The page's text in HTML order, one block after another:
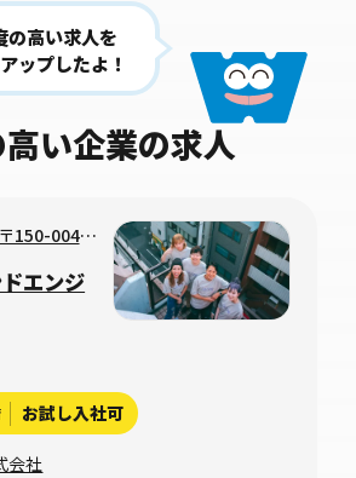
い企業の求人
の高い求人を
ップしたよ！
〒150-0042
町２−１ 渋
モート可）
エンジ
お試し入社可
会社